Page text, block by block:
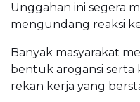
Unggahan ini segera
mengundang reaksi
Banyak masyarakat
bentuk arogansi
rekan kerja yang